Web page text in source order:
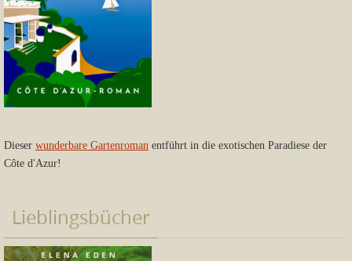
Dieser wunderbare Gartenroman entführt in die exotischen Paradiese der
Côte d'Azur!
Lieblingsbücher